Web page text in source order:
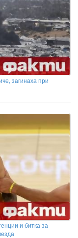
загинаха при
и битка за